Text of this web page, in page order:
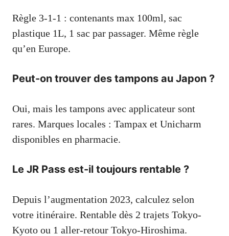
Règle 3-1-1 : contenants max 100ml, sac
plastique 1L, 1 sac par passager. Même règle
qu’en Europe.
Peut-on trouver des tampons au Japon ?
Oui, mais les tampons avec applicateur sont
rares. Marques locales : Tampax et Unicharm
disponibles en pharmacie.
Le JR Pass est-il toujours rentable ?
Depuis l’augmentation 2023, calculez selon
votre itinéraire. Rentable dès 2 trajets Tokyo-
Kyoto ou 1 aller-retour Tokyo-Hiroshima.